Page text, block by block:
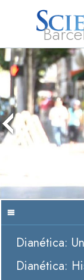
L. Ronald
Hubbard
Dianética:
Dianética: